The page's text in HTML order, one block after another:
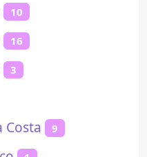
10
16
3
Costa 9